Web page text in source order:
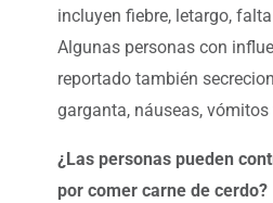
incluyen fiebre, letargo,
Algunas personas con
reportado también
garganta, náuseas, vómitos
¿Las personas pueden
por comer carne de cerdo?